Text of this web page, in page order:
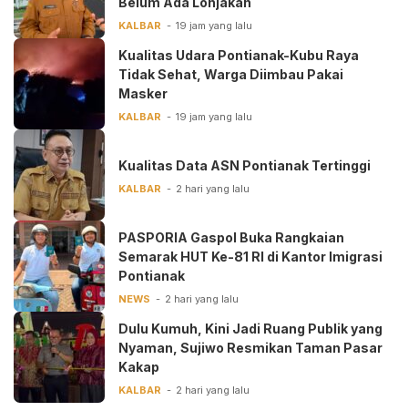
KALBAR 19 jam yang lalu
Kualitas Udara Pontianak-Kubu Raya
Tidak Sehat, Warga Diimbau Pakai
Masker
KALBAR 19 jam yang lalu
Kualitas Data ASN Pontianak Tertinggi
KALBAR 2 hari yang lalu
PASPORIA Gaspol Buka Rangkaian
Semarak HUT Ke-81 RI di Kantor Imigrasi
Pontianak
NEWS 2 hari yang lalu
Dulu Kumuh, Kini Jadi Ruang Publik yang
Nyaman, Sujiwo Resmikan Taman Pasar
Kakap
KALBAR 2 hari yang lalu